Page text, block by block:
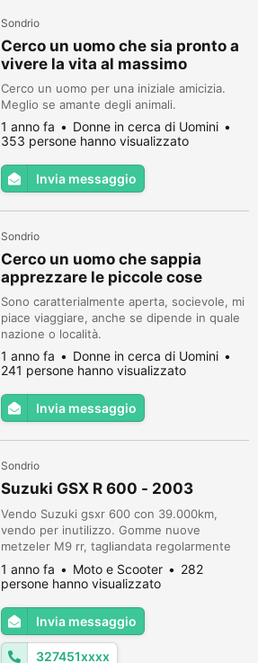
Sondrio
Cerco un uomo che sia pronto a
vivere la vita al massimo
Cerco un uomo per una iniziale amicizia.
Meglio se amante degli animali.
1 anno fa
Donne in cerca di Uomini
353 persone hanno visualizzato
Invia messaggio
Sondrio
Cerco un uomo che sappia
apprezzare le piccole cose
Sono caratterialmente aperta, socievole, mi
piace viaggiare, anche se dipende in quale
nazione o località.
1 anno fa
Donne in cerca di Uomini
241 persone hanno visualizzato
Invia messaggio
Sondrio
Suzuki GSX R 600 - 2003
Vendo Suzuki gsxr 600 con 39.000km,
vendo per inutilizzo. Gomme nuove
metzeler M9 rr, tagliandata regolarmente
ogni 4000 km, vendo con due scarichi(ora
monta originale). Meglio whatsupp
1 anno fa Moto e Scooter
282
persone hanno visualizzato
Invia messaggio
327451xxxx